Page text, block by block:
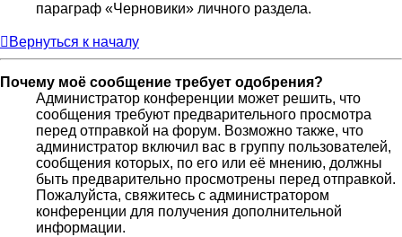
параграф «Черновики» личного раздела.
Вернуться к началу
Почему моё сообщение требует одобрения?
Администратор конференции может решить, что
сообщения требуют предварительного просмотра
перед отправкой на форум. Возможно также, что
администратор включил вас в группу пользователей,
сообщения которых, по его или её мнению, должны
быть предварительно просмотрены перед отправкой.
Пожалуйста, свяжитесь с администратором
конференции для получения дополнительной
информации.